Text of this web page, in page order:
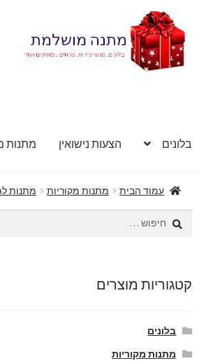
לניווט
לדלג
לתוכן
בלונים הצעות נישואין מתנות
עמוד הבית מתנות מקוריות מתנות
חיפוש:
קטגוריות מוצרים
בלונים
מתנות מקוריות